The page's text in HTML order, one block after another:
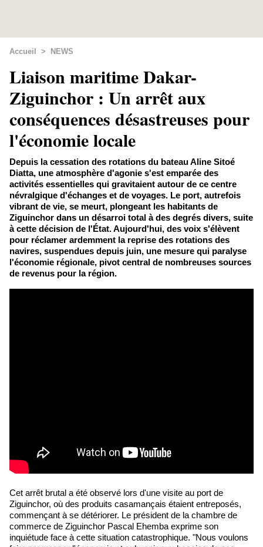
Accueil > NEWS
​Liaison maritime Dakar-
Ziguinchor : Un arrêt aux
conséquences désastreuses pour
l'économie locale
Depuis la cessation des rotations du bateau Aline Sitoé
Diatta, une atmosphère d'agonie s'est emparée des
activités essentielles qui gravitaient autour de ce centre
névralgique d'échanges et de voyages. Le port, autrefois
vibrant de vie, se meurt, plongeant les habitants de
Ziguinchor dans un désarroi total à des degrés divers, suite
à cette décision de l'État. Aujourd'hui, des voix s'élèvent
pour réclamer ardemment la reprise des rotations des
navires, suspendues depuis juin, une mesure qui paralyse
l'économie régionale, pivot central de nombreuses sources
de revenus pour la région.
Cet arrêt brutal a été observé lors d'une visite au port de
Ziguinchor, où des produits casamançais étaient entreposés,
commençant à se détériorer. Le président de la chambre de
commerce de Ziguinchor Pascal Ehemba exprime son
inquiétude face à cette situation catastrophique. "Nous voulons